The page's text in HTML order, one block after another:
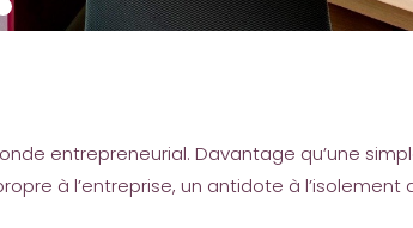
entrepreneurial. Davantage qu’une
à l’entreprise, un antidote à l’isolement